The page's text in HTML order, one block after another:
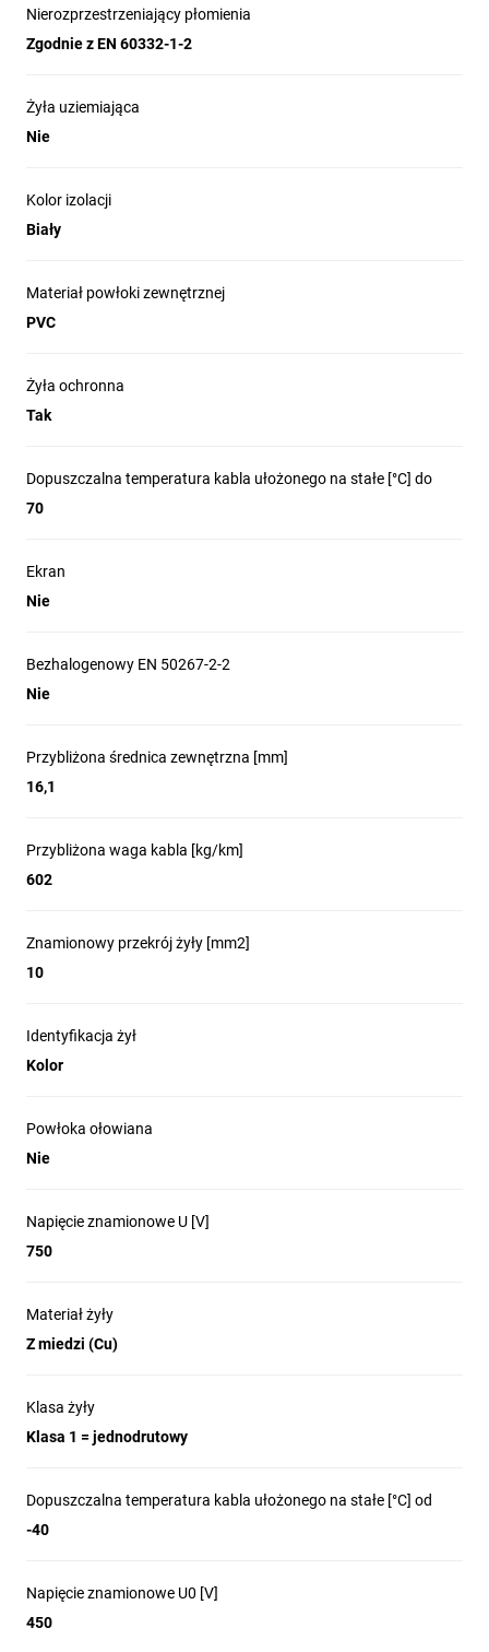
Nierozprzestrzeniający płomienia
Zgodnie z EN 60332-1-2
Żyła uziemiająca
Nie
Kolor izolacji
Biały
Materiał powłoki zewnętrznej
PVC
Żyła ochronna
Tak
Dopuszczalna temperatura kabla ułożonego na stałe [°C] do
70
Ekran
Nie
Bezhalogenowy EN 50267-2-2
Nie
Przybliżona średnica zewnętrzna [mm]
16,1
Przybliżona waga kabla [kg/km]
602
Znamionowy przekrój żyły [mm2]
10
Identyfikacja żył
Kolor
Powłoka ołowiana
Nie
Napięcie znamionowe U [V]
750
Materiał żyły
Z miedzi (Cu)
Klasa żyły
Klasa 1 = jednodrutowy
Dopuszczalna temperatura kabla ułożonego na stałe [°C] od
-40
Napięcie znamionowe U0 [V]
450